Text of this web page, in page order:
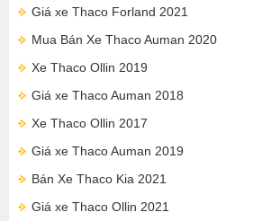
Giá xe Thaco Forland 2021
Mua Bán Xe Thaco Auman 2020
Xe Thaco Ollin 2019
Giá xe Thaco Auman 2018
Xe Thaco Ollin 2017
Giá xe Thaco Auman 2019
Bán Xe Thaco Kia 2021
Giá xe Thaco Ollin 2021